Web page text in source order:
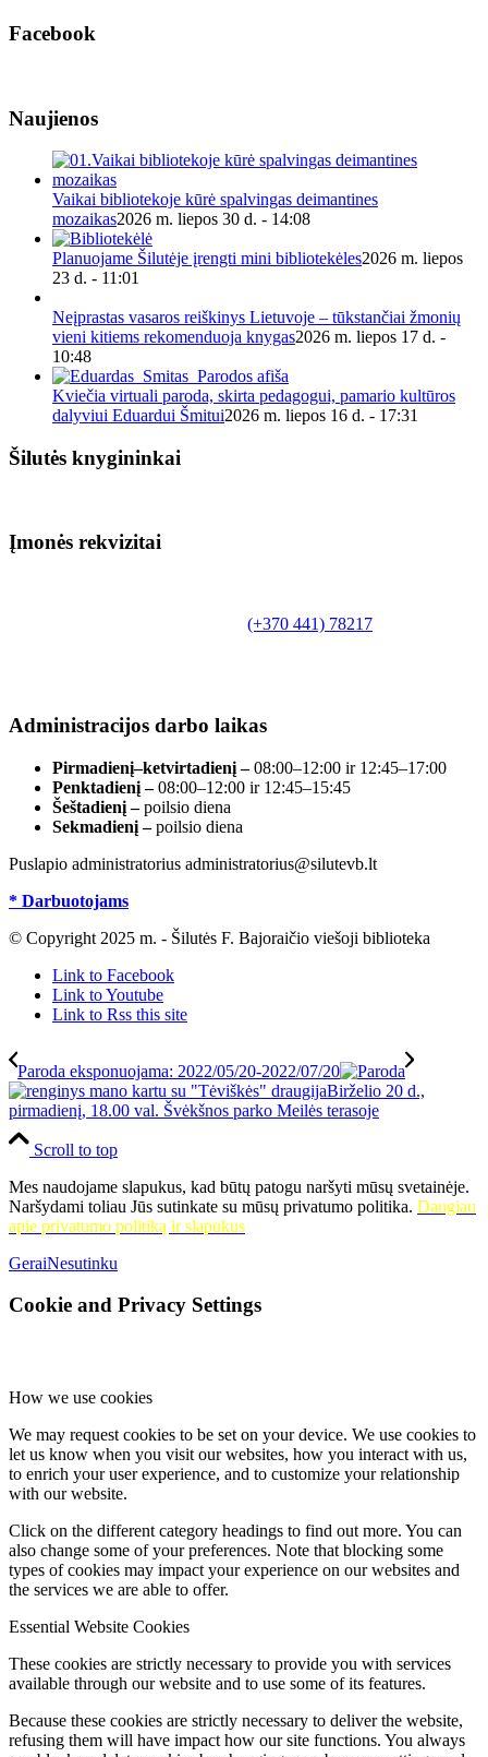
Facebook
Naujienos
Vaikai bibliotekoje kūrė spalvingas deimantines
mozaikas2026 m. liepos 30 d. - 14:08
Planuojame Šilutėje įrengti mini bibliotekėles2026 m. liepos
23 d. - 11:01
Neįprastas vasaros reiškinys Lietuvoje – tūkstančiai žmonių
vieni kitiems rekomenduoja knygas2026 m. liepos 17 d. -
10:48
Kviečia virtuali paroda, skirta pedagogui, pamario kultūros
dalyviui Eduardui Šmitui2026 m. liepos 16 d. - 17:31
Šilutės knygininkai
Įmonės rekvizitai
(+370 441) 78217
Administracijos darbo laikas
Pirmadienį–ketvirtadienį –08:00–12:00 ir 12:45–17:00
Penktadienį –08:00–12:00 ir 12:45–15:45
Šeštadienį –poilsio diena
Sekmadienį –poilsio diena
Puslapio administratorius administratorius@silutevb.lt
* Darbuotojams
© Copyright 2025 m. - Šilutės F. Bajoraičio viešoji biblioteka
Link to Facebook
Link to Youtube
Link to Rss this site
Paroda eksponuojama: 2022/05/20-2022/07/20
Birželio 20 d.,
pirmadienį, 18.00 val. Švėkšnos parko Meilės terasoje
Scroll to top
Mes naudojame slapukus, kad būtų patogu naršyti mūsų svetainėje.
Naršydami toliau Jūs sutinkate su mūsų privatumo politika. Daugiau
apie privatumo politiką ir slapukus
GeraiNesutinku
Cookie and Privacy Settings
How we use cookies
We may request cookies to be set on your device. We use cookies to
let us know when you visit our websites, how you interact with us,
to enrich your user experience, and to customize your relationship
with our website.
Click on the different category headings to find out more. You can
also change some of your preferences. Note that blocking some
types of cookies may impact your experience on our websites and
the services we are able to offer.
Essential Website Cookies
These cookies are strictly necessary to provide you with services
available through our website and to use some of its features.
Because these cookies are strictly necessary to deliver the website,
refusing them will have impact how our site functions. You always